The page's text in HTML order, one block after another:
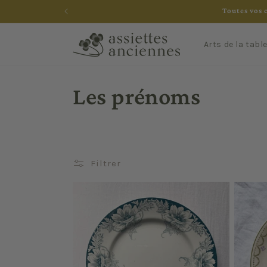
au
Toutes vos
Arts de la
C
l
Les prénoms
Filtrer